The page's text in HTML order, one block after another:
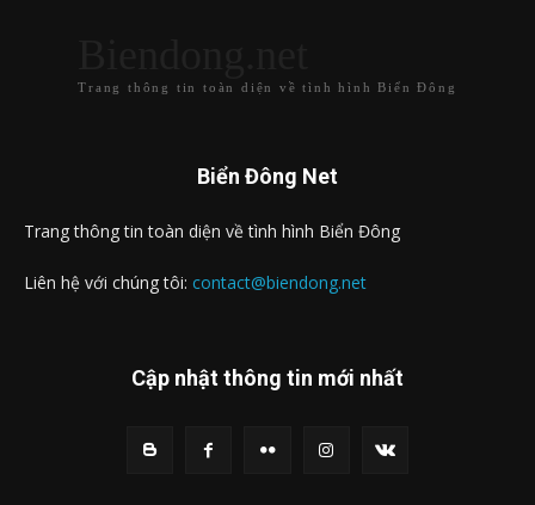
Trang thông tin toàn diện về tình hình Biển Đông
Biển Đông Net
Trang thông tin toàn diện về tình hình Biển Đông
Liên hệ với chúng tôi: contact@biendong.net
Cập nhật thông tin mới nhất